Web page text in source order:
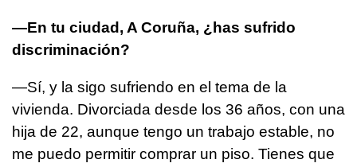
—En tu ciudad, A Coruña, ¿has sufrido
discriminación?
—Sí, y la sigo sufriendo en el tema de la
vivienda. Divorciada desde los 36 años, con una
hija de 22, aunque tengo un trabajo estable, no
me puedo permitir comprar un piso. Tienes que